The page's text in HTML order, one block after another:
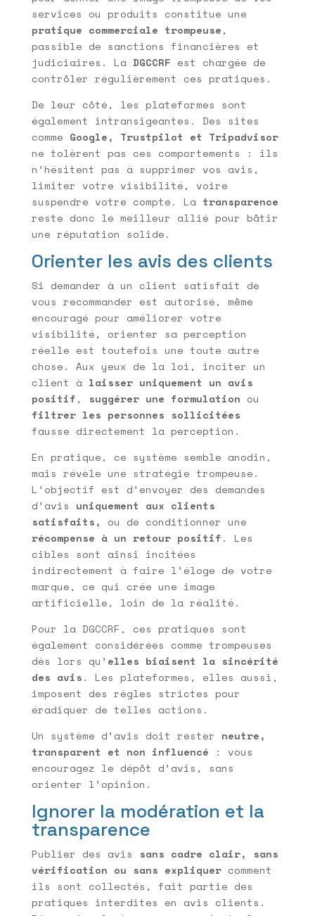
services ou produits constitue une
pratique commerciale trompeuse,
passible de sanctions financières et
judiciaires. La DGCCRF est chargée de
contrôler régulièrement ces pratiques.
De leur côté, les plateformes sont
également intransigeantes. Des sites
comme Google, Trustpilot et Tripadvisor
ne tolèrent pas ces comportements : ils
n’hésitent pas à supprimer vos avis,
limiter votre visibilité, voire
suspendre votre compte. La transparence
reste donc le meilleur allié pour bâtir
une réputation solide.
Orienter les avis des clients
Si demander à un client satisfait de
vous recommander est autorisé, même
encouragé pour améliorer votre
visibilité, orienter sa perception
réelle est toutefois une toute autre
chose. Aux yeux de la loi, inciter un
client à laisser uniquement un avis
positif, suggérer une formulation ou
filtrer les personnes sollicitées
fausse directement la perception.
En pratique, ce système semble anodin,
mais révèle une stratégie trompeuse.
L’objectif est d’envoyer des demandes
d’avis uniquement aux clients
satisfaits,
ou de conditionner une
récompense à un retour positif. Les
cibles sont ainsi incitées
indirectement à faire l’éloge de votre
marque, ce qui crée une image
artificielle, loin de la réalité.
Pour la DGCCRF, ces pratiques sont
également considérées comme trompeuses
dès lors qu’ elles biaisent la sincérité
des avis. Les plateformes, elles aussi,
imposent des règles strictes pour
éradiquer de telles actions.
Un système d’avis doit rester neutre,
transparent et non influencé : vous
encouragez le dépôt d’avis, sans
orienter l’opinion.
Ignorer la modération et la
transparence
Publier des avis sans cadre clair, sans
vérification ou sans expliquercomment
ils sont collectés, fait partie des
pratiques interdites en avis clients.